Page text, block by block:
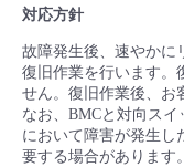
対応方針
故障発生後、速やかに
復旧作業を行います。
せん。復旧作業後、お
なお、BMCと対向ス
において障害が発生し
要する場合があります。